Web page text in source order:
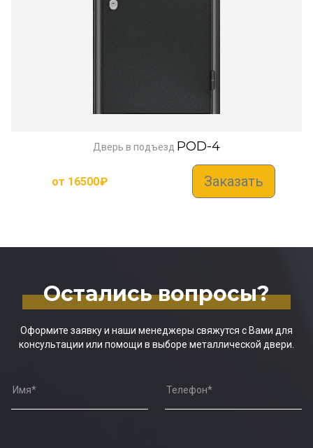
Дверь в подъезд POD-4
от 16500₽ Заказать
Остались вопросы?
Оформите заявку и наши менеджеры свяжутся с Вами для
консультации или помощи в выборе металлической двери.